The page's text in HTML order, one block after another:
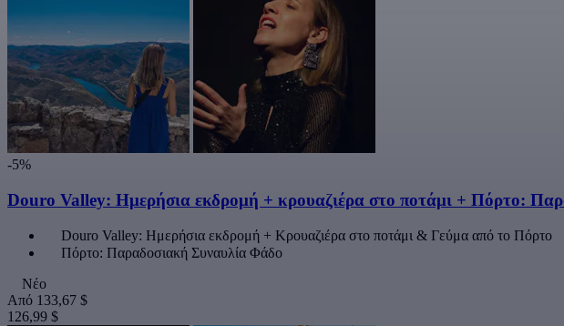
-5%
Douro Valley: Ημερήσια εκδρομή + κρουαζιέρα στο ποτάμι + Πόρτο:
Douro Valley: Ημερήσια εκδρομή + Κρουαζιέρα στο ποτάμι & Γεύμα από το Πόρτο
Πόρτο: Παραδοσιακή Συναυλία Φάδο
Νέο
Από 133,67 $
126,99 $